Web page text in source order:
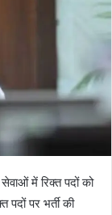
में रिक्त पदों को
पदों पर भर्ती की